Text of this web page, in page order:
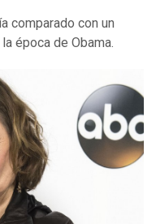
comparado con un
época de Obama.